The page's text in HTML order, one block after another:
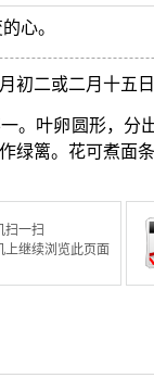
心。
初二或二月十五
。叶卵圆形，分
绿篱。花可煮面
扫一扫
上继续浏览此页面